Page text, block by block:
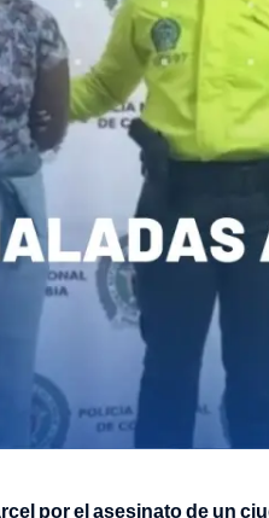
por el asesinato de un